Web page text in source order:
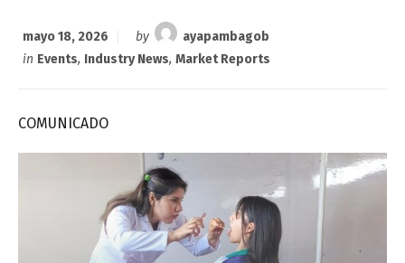
mayo 18, 2026 by
ayapambagob
in Events, Industry News, Market Reports
COMUNICADO